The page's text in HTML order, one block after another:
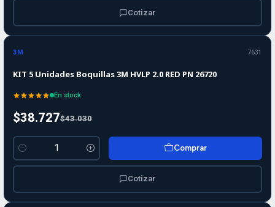
Cotizar
-10%
3M 7631
KIT 5 Unidades Boquillas 3M HVLP 2.0 RED PN 26720
En stock
$38.727$43.030
Cantidad
Comprar
Cotizar